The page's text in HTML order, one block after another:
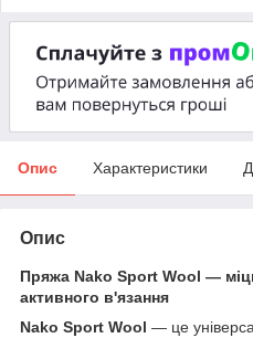
Опис Характеристики
Опис
Пряжа Nako Sport Wool —
активного в'язання
Nako Sport Wool — це